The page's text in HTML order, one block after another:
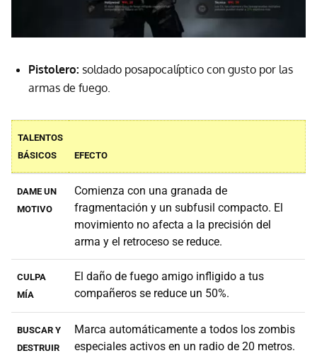
Pistolero: soldado posapocalíptico con gusto por las
armas de fuego.
TALENTOS
BÁSICOS
EFECTO
DAME UN
MOTIVO
Comienza con una granada de
fragmentación y un subfusil compacto. El
movimiento no afecta a la precisión del
arma y el retroceso se reduce.
CULPA
MÍA
El daño de fuego amigo infligido a tus
compañeros se reduce un 50%.
BUSCAR Y
DESTRUIR
Marca automáticamente a todos los zombis
especiales activos en un radio de 20 metros.